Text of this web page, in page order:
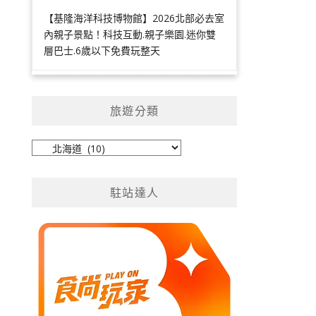
【基隆海洋科技博物館】2026北部必去室
內親子景點！科技互動.親子樂園.迷你雙
層巴士.6歲以下免費玩整天
旅遊分類
駐站達人